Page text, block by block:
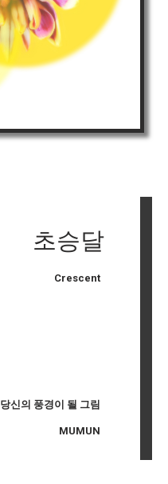
초승달
Crescent
당신의 풍경이 될 그림
MUMUN